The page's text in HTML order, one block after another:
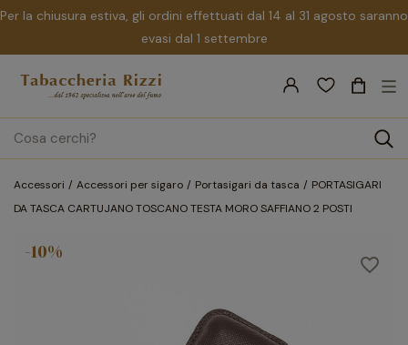
Per la chiusura estiva, gli ordini effettuati dal 14 al 31 agosto saranno
evasi dal 1 settembre
search
☰
Accessori Accessori per sigaro Portasigari da tasca
PORTASIGARI
DA TASCA CARTUJANO TOSCANO TESTA MORO SAFFIANO 2 POSTI
favorite_border
-10%